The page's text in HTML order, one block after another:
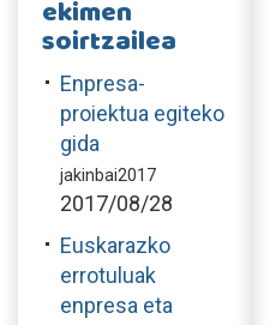
ekimen
soirtzailea
Enpresa-
proiektua egiteko
gida
jakinbai2017
2017/08/28
Euskarazko
errotuluak
enpresa eta